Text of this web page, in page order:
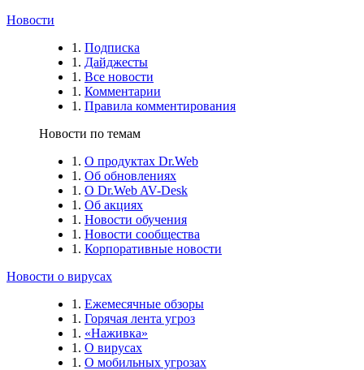
Новости
Подписка
Дайджесты
Все новости
Комментарии
Правила комментирования
Новости по темам
О продуктах Dr.Web
Об обновлениях
О Dr.Web AV-Desk
Об акциях
Новости обучения
Новости сообщества
Корпоративные новости
Новости о вирусах
Ежемесячные обзоры
Горячая лента угроз
«Наживка»
О вирусах
О мобильных угрозах